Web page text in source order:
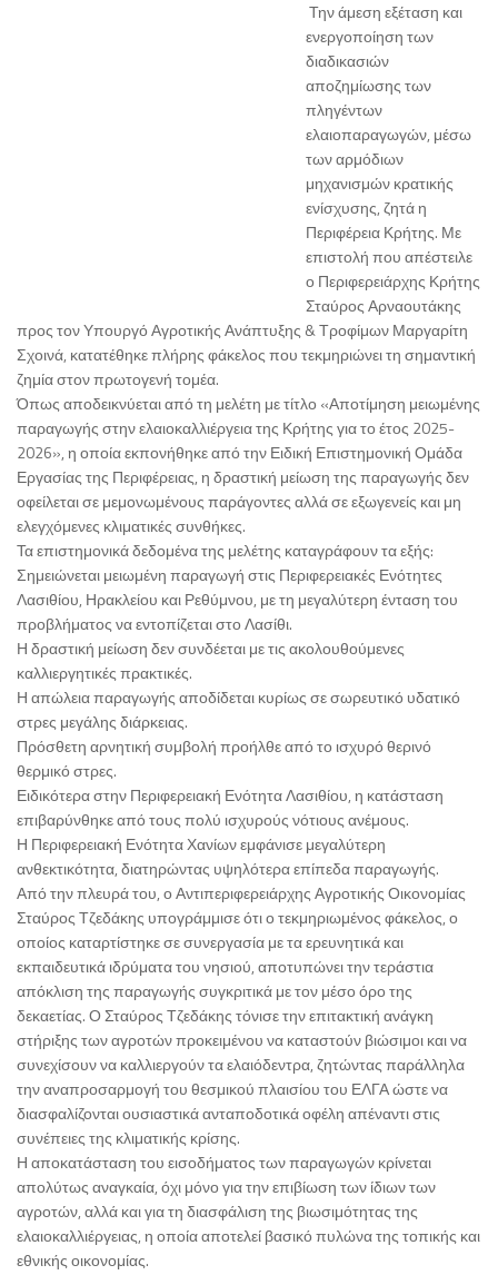
Την άμεση εξέταση και
ενεργοποίηση των
διαδικασιών
αποζημίωσης των
πληγέντων
ελαιοπαραγωγών, μέσω
των αρμόδιων
μηχανισμών κρατικής
ενίσχυσης, ζητά η
Περιφέρεια Κρήτης. Με
επιστολή που απέστειλε
ο Περιφερειάρχης Κρήτης
Σταύρος Αρναουτάκης
προς τον Υπουργό Αγροτικής Ανάπτυξης & Τροφίμων Μαργαρίτη
Σχοινά, κατατέθηκε πλήρης φάκελος που τεκμηριώνει τη σημαντική
ζημία στον πρωτογενή τομέα.
Όπως αποδεικνύεται από τη μελέτη με τίτλο «Αποτίμηση μειωμένης
παραγωγής στην ελαιοκαλλιέργεια της Κρήτης για το έτος 2025-
2026», η οποία εκπονήθηκε από την Ειδική Επιστημονική Ομάδα
Εργασίας της Περιφέρειας, η δραστική μείωση της παραγωγής δεν
οφείλεται σε μεμονωμένους παράγοντες αλλά σε εξωγενείς και μη
ελεγχόμενες κλιματικές συνθήκες.
Τα επιστημονικά δεδομένα της μελέτης καταγράφουν τα εξής:
Σημειώνεται μειωμένη παραγωγή στις Περιφερειακές Ενότητες
Λασιθίου, Ηρακλείου και Ρεθύμνου, με τη μεγαλύτερη ένταση του
προβλήματος να εντοπίζεται στο Λασίθι.
Η δραστική μείωση δεν συνδέεται με τις ακολουθούμενες
καλλιεργητικές πρακτικές.
Η απώλεια παραγωγής αποδίδεται κυρίως σε σωρευτικό υδατικό
στρες μεγάλης διάρκειας.
Πρόσθετη αρνητική συμβολή προήλθε από το ισχυρό θερινό
θερμικό στρες.
Ειδικότερα στην Περιφερειακή Ενότητα Λασιθίου, η κατάσταση
επιβαρύνθηκε από τους πολύ ισχυρούς νότιους ανέμους.
Η Περιφερειακή Ενότητα Χανίων εμφάνισε μεγαλύτερη
ανθεκτικότητα, διατηρώντας υψηλότερα επίπεδα παραγωγής.
Από την πλευρά του, ο Αντιπεριφερειάρχης Αγροτικής Οικονομίας
Σταύρος Τζεδάκης υπογράμμισε ότι ο τεκμηριωμένος φάκελος, ο
οποίος καταρτίστηκε σε συνεργασία με τα ερευνητικά και
εκπαιδευτικά ιδρύματα του νησιού, αποτυπώνει την τεράστια
απόκλιση της παραγωγής συγκριτικά με τον μέσο όρο της
δεκαετίας. Ο Σταύρος Τζεδάκης τόνισε την επιτακτική ανάγκη
στήριξης των αγροτών προκειμένου να καταστούν βιώσιμοι και να
συνεχίσουν να καλλιεργούν τα ελαιόδεντρα, ζητώντας παράλληλα
την αναπροσαρμογή του θεσμικού πλαισίου του ΕΛΓΑ ώστε να
διασφαλίζονται ουσιαστικά ανταποδοτικά οφέλη απέναντι στις
συνέπειες της κλιματικής κρίσης.
Η αποκατάσταση του εισοδήματος των παραγωγών κρίνεται
απολύτως αναγκαία, όχι μόνο για την επιβίωση των ίδιων των
αγροτών, αλλά και για τη διασφάλιση της βιωσιμότητας της
ελαιοκαλλιέργειας, η οποία αποτελεί βασικό πυλώνα της τοπικής και
εθνικής οικονομίας.